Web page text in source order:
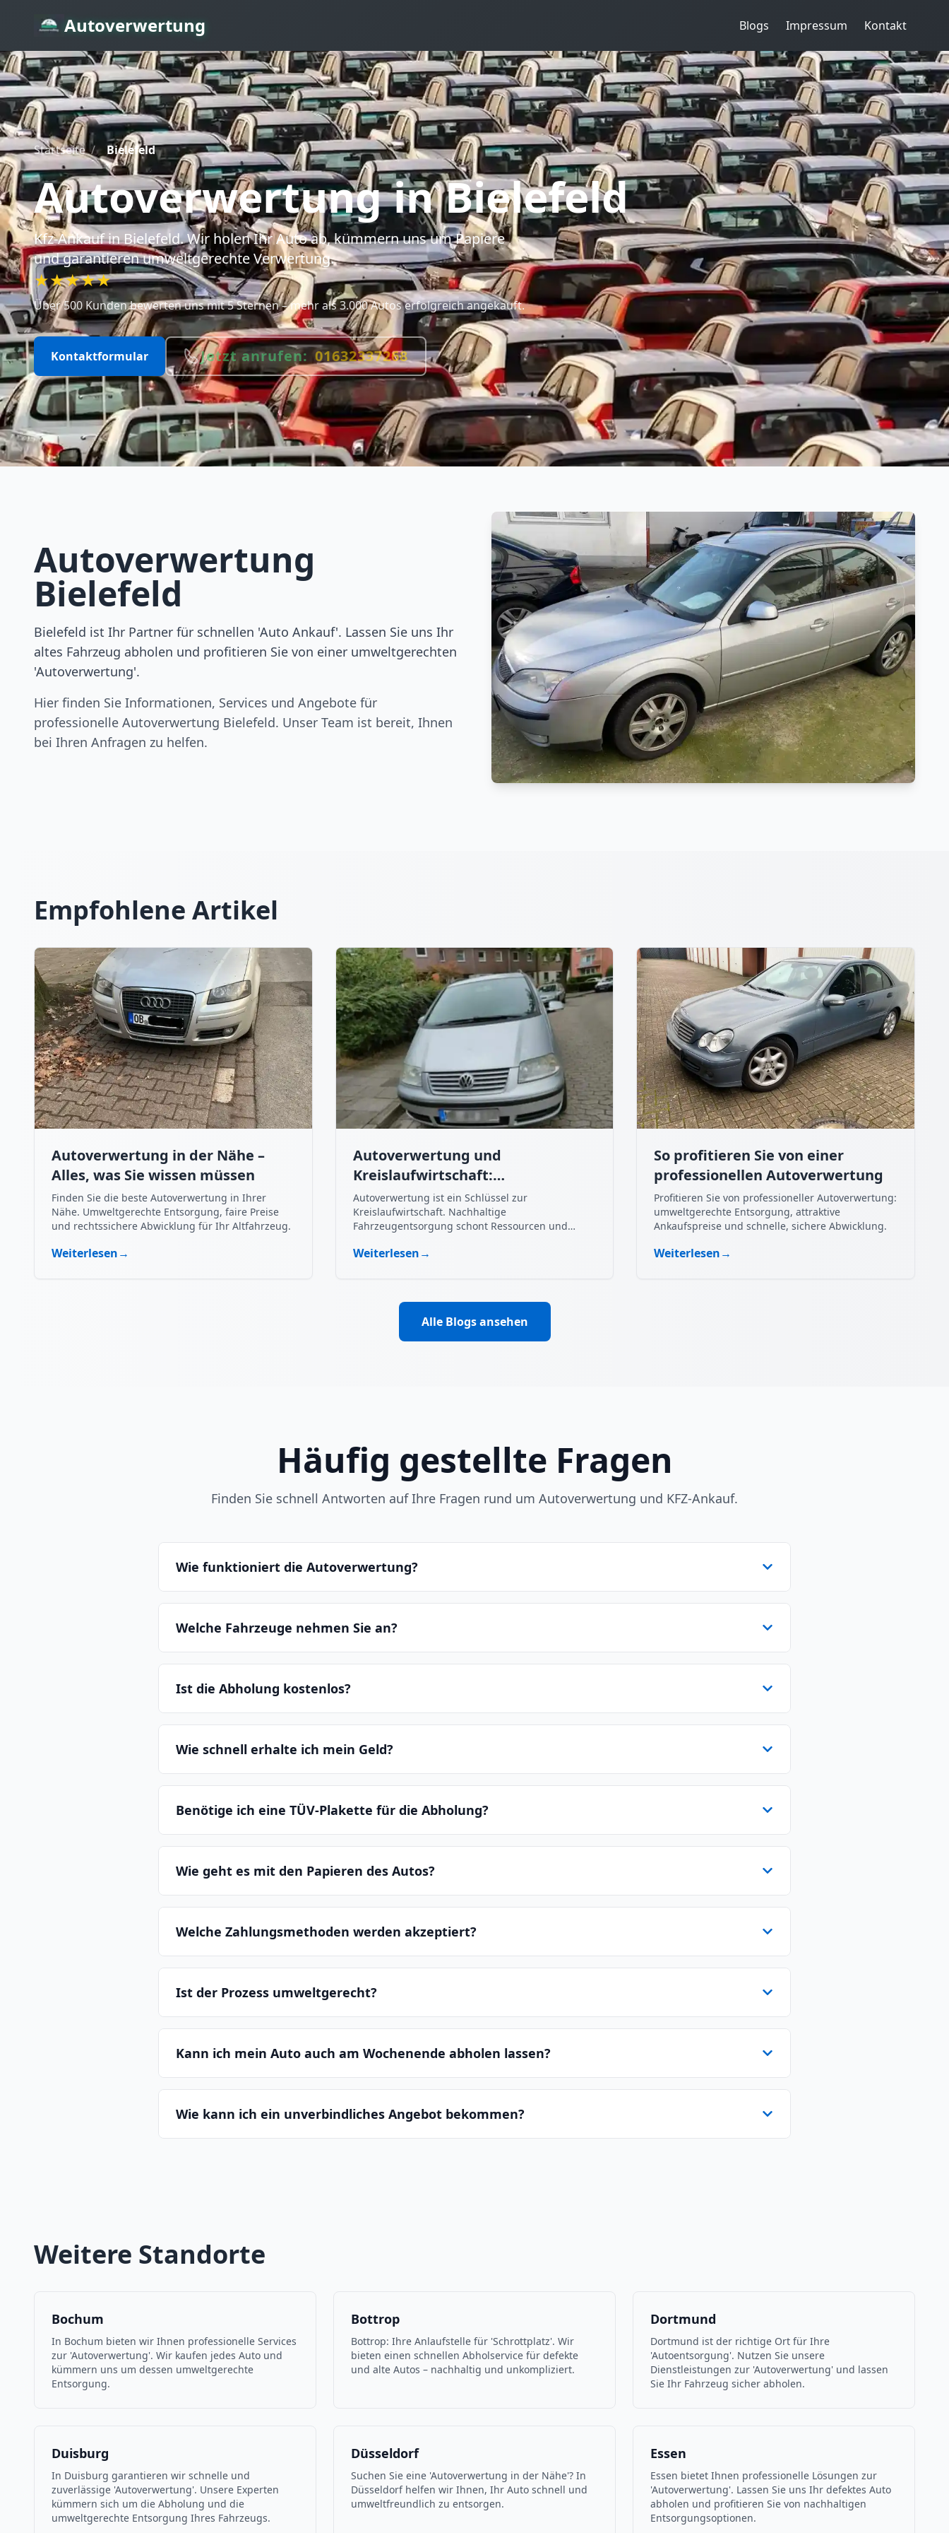
Autoverwertung Blogs Impressum Kontakt
Startseite / Bielefeld
Autoverwertungin Bielefeld
Kfz-Ankaufin Bielefeld. Wir holen Ihr Auto ab, kümmern uns um Papiere
und garantieren umweltgerechte Verwertung.
★★★★★
Über 500 Kunden bewerten uns mit 5 Sternen – mehr als 3.000 Autos erfolgreich angekauft.
Kontaktformular Jetzt anrufen: 01632337268
Autoverwertung
Bielefeld
Bielefeld ist Ihr Partner für schnellen 'Auto Ankauf'. Lassen Sie uns Ihr
altes Fahrzeug abholen und profitieren Sie von einer umweltgerechten
'Autoverwertung'.
Hier finden Sie Informationen, Services und Angebote für
professionelle Autoverwertung Bielefeld. Unser Team ist bereit, Ihnen
bei Ihren Anfragen zu helfen.
Empfohlene Artikel
Autoverwertung in der Nähe –
Alles, was Sie wissen müssen
Finden Sie die beste Autoverwertung in Ihrer
Nähe. Umweltgerechte Entsorgung, faire Preise
und rechtssichere Abwicklung für Ihr Altfahrzeug.
Weiterlesen→
Autoverwertung und
Kreislaufwirtschaft:
Nachhaltigkeit im Fokus
Autoverwertung ist ein Schlüssel zur
Kreislaufwirtschaft. Nachhaltige
Fahrzeugentsorgung schont Ressourcen und
Weiterlesen→
So profitieren Sie von einer
professionellen Autoverwertung
Profitieren Sie von professioneller Autoverwertung:
umweltgerechte Entsorgung, attraktive
Ankaufspreise und schnelle, sichere Abwicklung.
Weiterlesen→
Alle Blogs ansehen
Häufig gestellte Fragen
Finden Sie schnell Antworten auf Ihre Fragen rund um Autoverwertung und KFZ-Ankauf.
Wie funktioniert die Autoverwertung?
Welche Fahrzeuge nehmen Sie an?
Ist die Abholung kostenlos?
Wie schnell erhalte ich mein Geld?
Benötige ich eine TÜV-Plakette für die Abholung?
Wie geht es mit den Papieren des Autos?
Welche Zahlungsmethoden werden akzeptiert?
Ist der Prozess umweltgerecht?
Kann ich mein Auto auch am Wochenende abholen lassen?
Wie kann ich ein unverbindliches Angebot bekommen?
Weitere Standorte
Bochum
In Bochum bieten wir Ihnen professionelle Services
zur 'Autoverwertung'. Wir kaufen jedes Auto und
kümmern uns um dessen umweltgerechte
Entsorgung.
Bottrop
Bottrop: Ihre Anlaufstelle für 'Schrottplatz'. Wir
bieten einen schnellen Abholservice für defekte
und alte Autos – nachhaltig und unkompliziert.
Dortmund
Dortmund ist der richtige Ort für Ihre
'Autoentsorgung'. Nutzen Sie unsere
Dienstleistungen zur 'Autoverwertung' und lassen
Sie Ihr Fahrzeug sicher abholen.
Duisburg
In Duisburg garantieren wir schnelle und
zuverlässige 'Autoverwertung'. Unsere Experten
kümmern sich um die Abholung und die
umweltgerechte Entsorgung Ihres Fahrzeugs.
Düsseldorf
Suchen Sie eine 'Autoverwertung in der Nähe'? In
Düsseldorf helfen wir Ihnen, Ihr Auto schnell und
umweltfreundlich zu entsorgen.
Essen
Essen bietet Ihnen professionelle Lösungen zur
'Autoverwertung'. Lassen Sie uns Ihr defektes Auto
abholen und profitieren Sie von nachhaltigen
Entsorgungsoptionen.